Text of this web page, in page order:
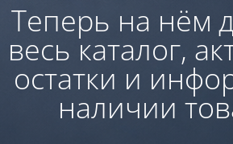
Теперь на нём
весь каталог,
остатки и
наличии